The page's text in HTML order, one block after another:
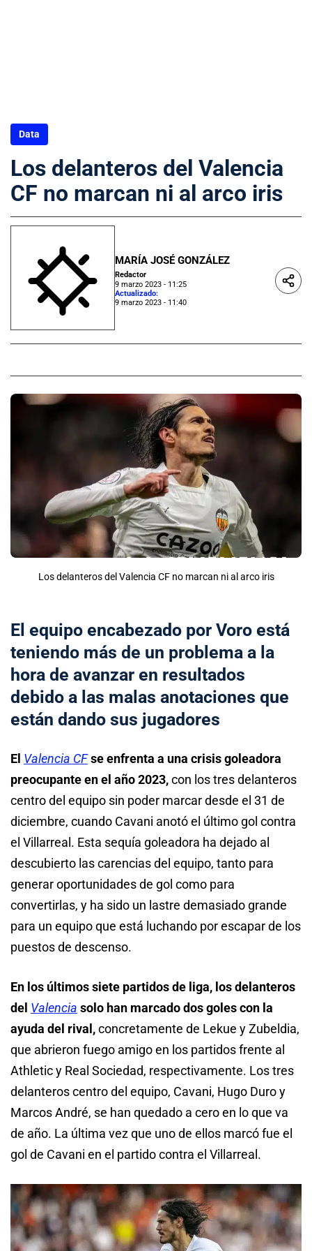
Data
Los delanteros del Valencia
CF no marcan ni al arco iris
MARÍA JOSÉ GONZÁLEZ
Redactor
9 marzo 2023 - 11:25
Actualizado:
9 marzo 2023 - 11:40
Los delanteros del Valencia CF no marcan ni al arco iris
El equipo encabezado por Voro está
teniendo más de un problema a la
hora de avanzar en resultados
debido a las malas anotaciones que
están dando sus jugadores
El Valencia CFse enfrenta a una crisis goleadora
preocupante en el año 2023,con los tres delanteros
centro del equipo sin poder marcar desde el 31 de
diciembre, cuando Cavani anotó el último gol contra
el Villarreal. Esta sequía goleadora ha dejado al
descubierto las carencias del equipo, tanto para
generar oportunidades de gol como para
convertirlas, y ha sido un lastre demasiado grande
para un equipo que está luchando por escapar de los
puestos de descenso.
En los últimos siete partidos de liga, los delanteros
del Valencia solo han marcado dos goles con la
ayuda del rival,concretamente de Lekue y Zubeldia,
que abrieron fuego amigo en los partidos frente al
Athletic y Real Sociedad, respectivamente. Los tres
delanteros centro del equipo, Cavani, Hugo Duro y
Marcos André, se han quedado a cero en lo que va
de año. La última vez que uno de ellos marcó fue el
gol de Cavani en el partido contra el Villarreal.